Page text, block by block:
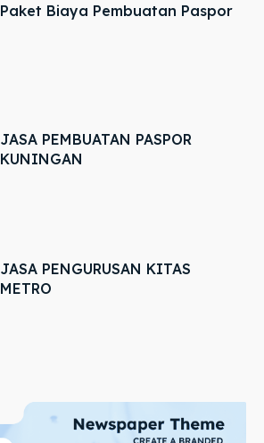
Paket Biaya Pembuatan Paspor
JASA PEMBUATAN PASPOR
KUNINGAN
JASA PENGURUSAN KITAS
METRO